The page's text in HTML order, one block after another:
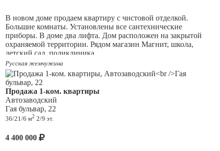
В новом доме продаем квартиру с чистовой отделкой.
Большие комнаты. Установлены все сантехнические
приборы. В доме два лифта. Дом расположен на закрытой
охраняемой территории. Рядом магазин Магнит, школа,
детский сад, поликлиника.
Русская жемчужина
Продажа 1-ком. квартиры
Автозаводский
Гая бульвар, 22
36/21/6 м2 2/9 эт.
4 400 000